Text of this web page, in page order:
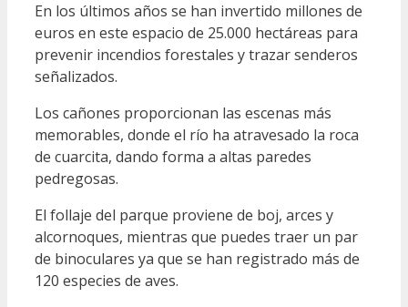
En los últimos años se han invertido millones de
euros en este espacio de 25.000 hectáreas para
prevenir incendios forestales y trazar senderos
señalizados.
Los cañones proporcionan las escenas más
memorables, donde el río ha atravesado la roca
de cuarcita, dando forma a altas paredes
pedregosas.
El follaje del parque proviene de boj, arces y
alcornoques, mientras que puedes traer un par
de binoculares ya que se han registrado más de
120 especies de aves.